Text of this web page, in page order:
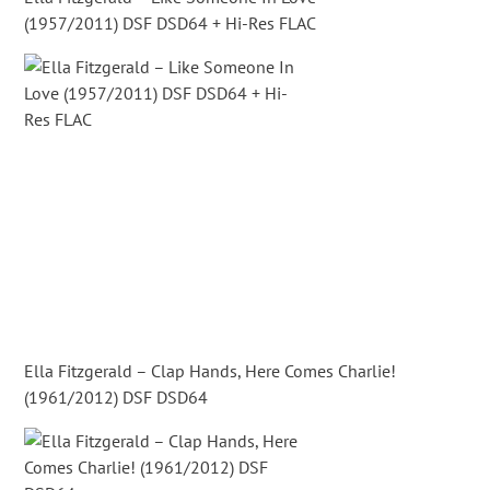
(1957/2011) DSF DSD64 + Hi-Res FLAC
Ella Fitzgerald – Clap Hands, Here Comes Charlie!
(1961/2012) DSF DSD64